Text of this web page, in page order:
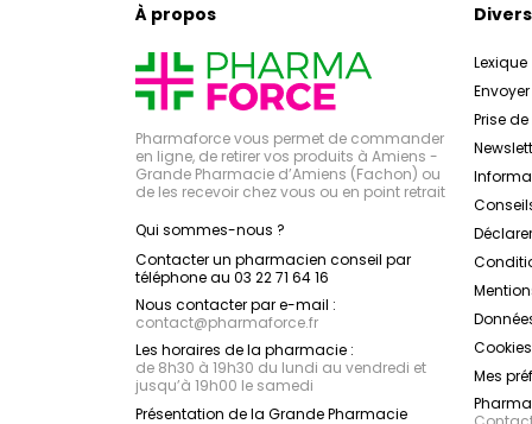
À propos
Pharmaforce vous permet de commander
en ligne, de retirer vos produits à Amiens -
Grande Pharmacie d’Amiens (Fachon) ou
de les recevoir chez vous ou en point retrait
Qui sommes-nous ?
Contacter un pharmacien conseil par
téléphone au 03 22 71 64 16
Nous contacter par e-mail :
contact@pharmaforce.fr
Les horaires de la pharmacie :
de 8h30 à 19h30 du lundi au vendredi et
jusqu’à 19h00 le samedi
Présentation de la Grande Pharmacie
Divers
Lexique
Prise
Cookies
Mes